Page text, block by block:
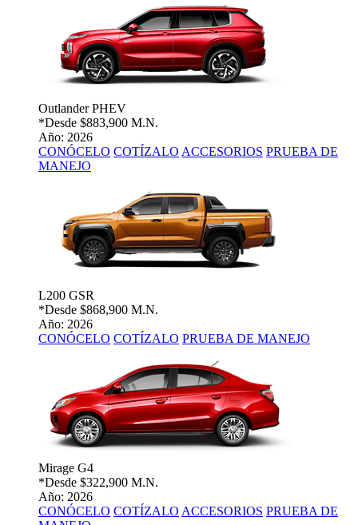
Outlander PHEV
*Desde $883,900 M.N.
Año: 2026
CONÓCELO COTÍZALO ACCESORIOS PRUEBA DE
MANEJO
L200 GSR
*Desde $868,900 M.N.
Año: 2026
CONÓCELO COTÍZALO PRUEBA DE MANEJO
Mirage G4
*Desde $322,900 M.N.
Año: 2026
CONÓCELO COTÍZALO ACCESORIOS PRUEBA DE